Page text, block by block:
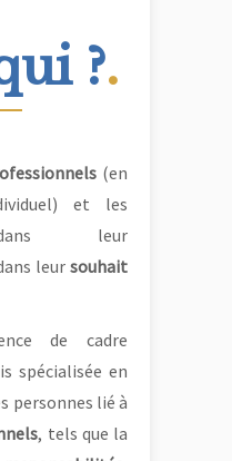
?.
(en
et les
leur
leursouhait
de cadre
spécialisée en
personnes lié à
, tels que la